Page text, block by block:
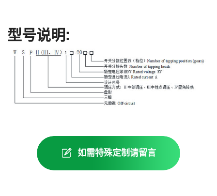
型号说明:
如需特殊定制请留言